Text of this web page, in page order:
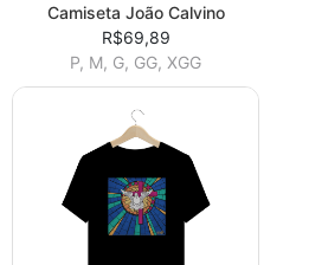
Camiseta João Calvino
R$69,89
P, M, G, GG, XGG